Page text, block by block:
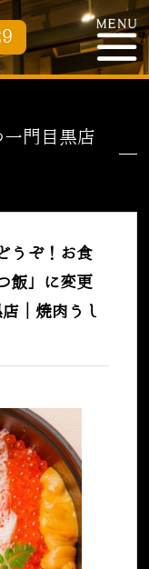
門目黒店
うぞ！お食
飯」に変更
｜焼肉うし